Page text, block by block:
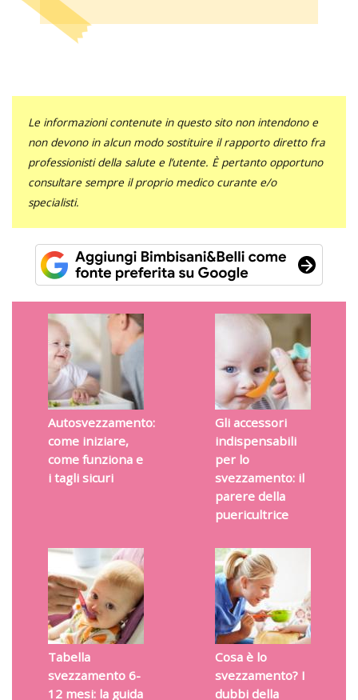
Le informazioni contenute in questo sito non intendono e
non devono in alcun modo sostituire il rapporto diretto fra
professionisti della salute e l’utente. È pertanto opportuno
consultare sempre il proprio medico curante e/o
specialisti.
Autosvezzamento:
come iniziare,
come funziona e
i tagli sicuri
Gli accessori
indispensabili
per lo
svezzamento: il
parere della
puericultrice
Tabella
svezzamento 6-
12 mesi: la guida
Cosa è lo
svezzamento? I
dubbi della